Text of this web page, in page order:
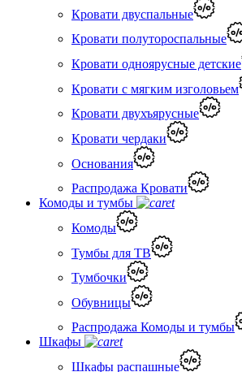
Кровати двуспальные
Кровати полутороспальные
Кровати одноярусные детские
Кровати с мягким изголовьем
Кровати двухъярусные
Кровати чердаки
Основания
Распродажа Кровати
Комоды и тумбы
Комоды
Тумбы для ТВ
Тумбочки
Обувницы
Распродажа Комоды и тумбы
Шкафы
Шкафы распашные